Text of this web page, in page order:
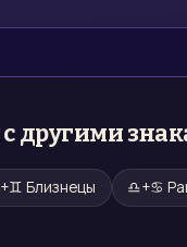
с другими
+♊ Близнецы ♎+♋